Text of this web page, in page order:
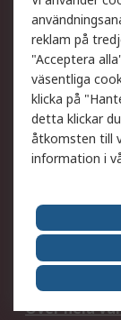
Support
Få hjälp
Leverans
Begär en
Om RS
Det juridiska
Jobba hos RS
Över hela
reklam på
"Acceptera
väsentliga
klicka på
detta klickar
åtkomsten till
information i